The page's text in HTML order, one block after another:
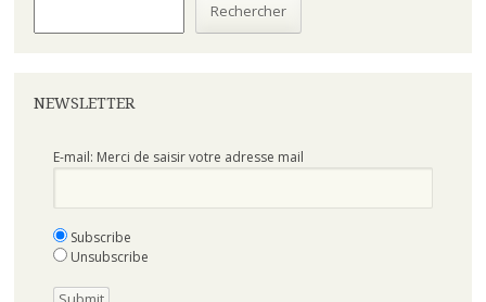
Rechercher
NEWSLETTER
E-mail: Merci de saisir votre adresse mail
Subscribe
Unsubscribe